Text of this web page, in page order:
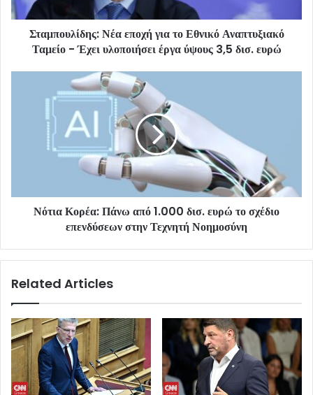
Σταμπουλίδης: Νέα εποχή για το Εθνικό Αναπτυξιακό
Ταμείο - Έχει υλοποιήσει έργα ύψους 3,5 δισ. ευρώ
Νότια Κορέα: Πάνω από 1.000 δισ. ευρώ το σχέδιο
επενδύσεων στην Τεχνητή Νοημοσύνη
Related Articles